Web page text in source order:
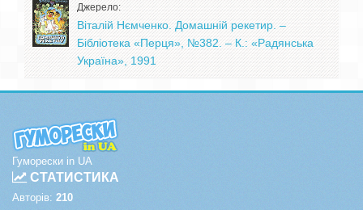
Джерело:
Віталій Нємченко. Домашній рекетир. –
Бібліотека «Перця», №382. – К.: «Радянська
Україна», 1991
Гуморески in UA
СТАТИСТИКА
Авторів: 210